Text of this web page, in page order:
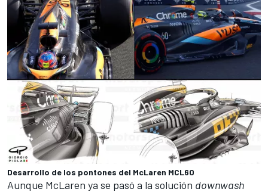
Desarrollo de los pontones del McLaren MCL60
Aunque McLaren ya se pasó a la solución downwash